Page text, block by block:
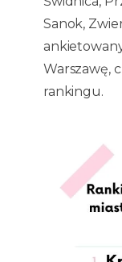
Sanok,
Warszawę,
rankingu.